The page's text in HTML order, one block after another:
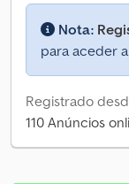
Nota:
para aceder
Registrado
110 Anúncios